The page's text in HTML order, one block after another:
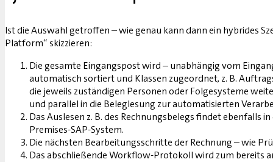
Ist die Auswahl getroffen – wie genau kann dann ein hybrides
Platform“ skizzieren:
Die gesamte Eingangspost wird – unabhängig vom
automatisch sortiert und Klassen zugeordnet, z. B.
die jeweils zuständigen Personen oder Folgesysteme
und parallel in die Beleglesung zur automatisierten
Das Auslesen z. B. des Rechnungsbelegs findet
Premises-SAP-System.
Die nächsten Bearbeitungsschritte der Rechnung – wie
Das abschließende Workflow-Protokoll wird zum bereits